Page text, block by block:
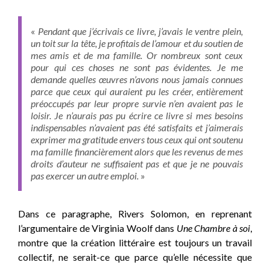
« Pendant que j’écrivais ce livre, j’avais le ventre plein,
un toit sur la tête, je profitais de l’amour et du soutien de
mes amis et de ma famille. Or nombreux sont ceux
pour qui ces choses ne sont pas évidentes. Je me
demande quelles œuvres n’avons nous jamais connues
parce que ceux qui auraient pu les créer, entièrement
préoccupés par leur propre survie n’en avaient pas le
loisir. Je n’aurais pas pu écrire ce livre si mes besoins
indispensables n’avaient pas été satisfaits et j’aimerais
exprimer ma gratitude envers tous ceux qui ont soutenu
ma famille financièrement alors que les revenus de mes
droits d’auteur ne suffisaient pas et que je ne pouvais
pas exercer un autre emploi. »
Dans ce paragraphe, Rivers Solomon, en reprenant
l’argumentaire de Virginia Woolf dans Une Chambre à soi,
montre que la création littéraire est toujours un travail
collectif, ne serait-ce que parce qu’elle nécessite que